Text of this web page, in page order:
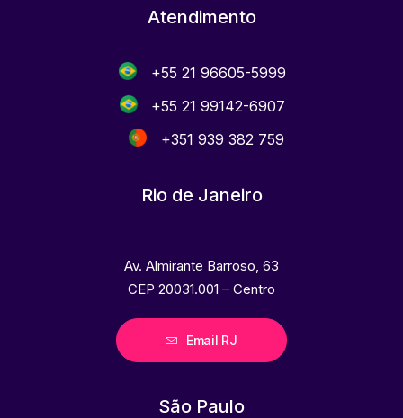
Atendimento
+55 21 96605-5999
+55 21 99142-6907
+351 939 382 759
Rio de Janeiro
Av. Almirante Barroso, 63
CEP 20031.001 – Centro
Email RJ
São Paulo